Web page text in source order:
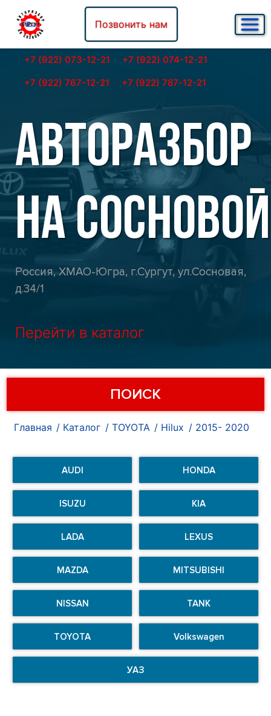
Позвонить нам
+7 (922) 073-12-21
+7 (922) 074-12-21
+7 (922) 767-12-21
+7 (922) 787-12-21
АВТОРАЗБОР
НА СОСНОВОЙ
Россия, ХМАО-Югра, г.Сургут, ул.Сосновая,
д.34/1
Перейти в каталог
ПОИСК
Главная Каталог TOYOTA Hilux 2015- 2020
AUDI HONDA
ISUZU KIA
LADA LEXUS
MAZDA MITSUBISHI
NISSAN TANK
TOYOTA Volkswagen
УАЗ